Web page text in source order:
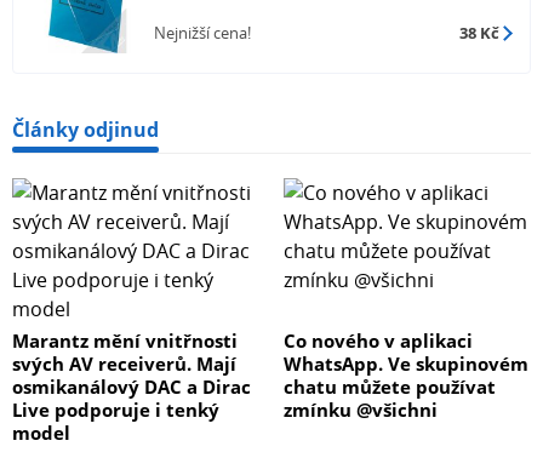
Nejnižší cena! 38 Kč
Články odjinud
Marantz mění vnitřnosti
svých AV receiverů. Mají
osmikanálový DAC a Dirac
Live podporuje i tenký
model
Co nového v aplikaci
WhatsApp. Ve skupinovém
chatu můžete používat
zmínku @všichni